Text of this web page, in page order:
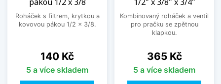
Roháček s filtrem, krytkou a
kovovou pákou 1/2 x 3/8.
Cena
140 Kč
5 a více skladem
Kombinovaný roháček a ventil
pro pračku se zpětnou
klapkou.
Cena
365 Kč
5 a více skladem